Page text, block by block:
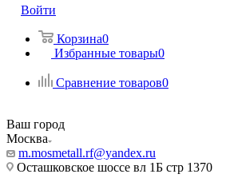
Войти
Корзина0
Избранные товары0
Сравнение товаров0
Ваш город
Москва
m.mosmetall.rf@yandex.ru
Осташковское шоссе вл 1Б стр 1370